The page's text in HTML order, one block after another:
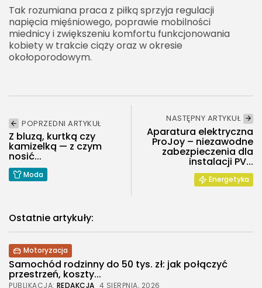
Tak rozumiana praca z piłką sprzyja regulacji
napięcia mięśniowego, poprawie mobilności
miednicy i zwiększeniu komfortu funkcjonowania
kobiety w trakcie ciąży oraz w okresie
okołoporodowym.
POPRZEDNI ARTYKUŁ
Z bluzą, kurtką czy
kamizelką — z czym
nosić...
Moda
NASTĘPNY ARTYKUŁ
Aparatura elektryczna
ProJoy – niezawodne
zabezpieczenia dla
instalacji PV...
Energetyka
Ostatnie artykuły:
Motoryzacja
Samochód rodzinny do 50 tys. zł: jak połączyć
przestrzeń, koszty...
PUBLIKACJA: REDAKCJA 4 SIERPNIA, 2026